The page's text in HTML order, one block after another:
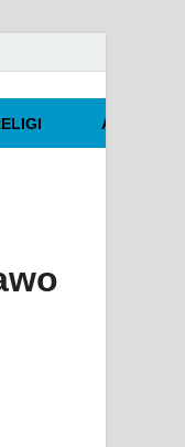
ARTIKEL